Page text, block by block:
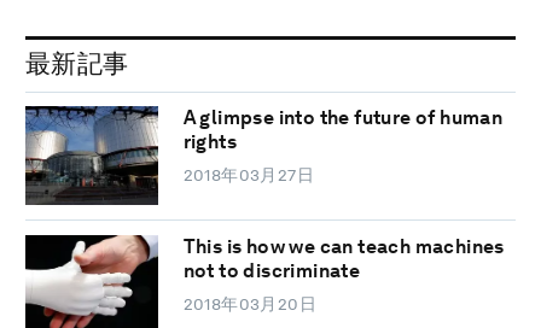
最新記事
A glimpse into the future of human
rights
2018年03月27日
This is how we can teach machines
not to discriminate
2018年03月20日